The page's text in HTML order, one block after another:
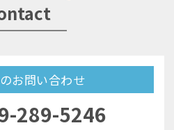
お問い合わせ
289-5246